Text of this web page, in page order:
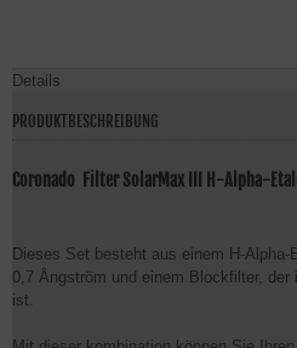
Details
PRODUKTBESCHREIBUNG
Coronado Filter SolarMax III H-Alpha-
Dieses Set besteht aus einem H-
0,7 Ångström und einem Blockfilter,
ist.